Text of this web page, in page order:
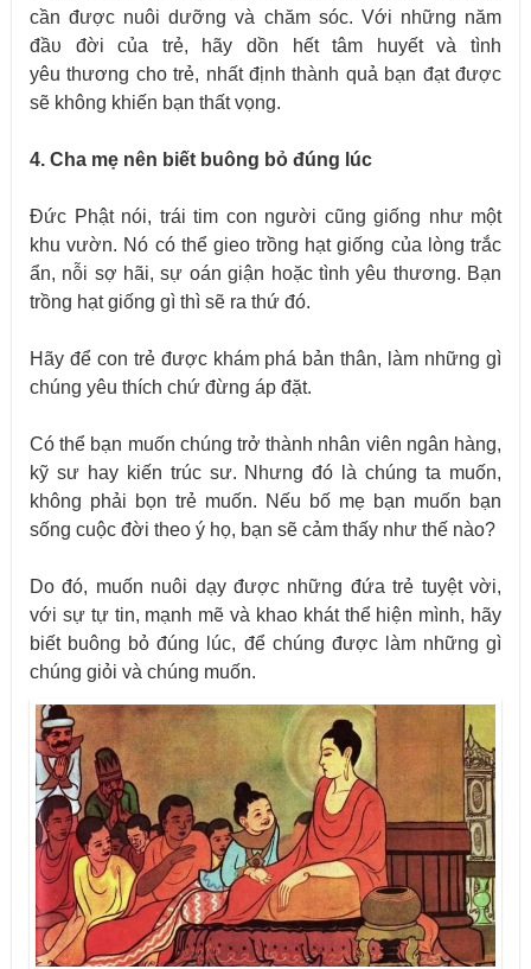
cần được nuôi dưỡng và chăm sóc. Với những năm
đầυ đời của trẻ, hãy dồn hết tâm huyết và tình
yêu thương cho trẻ, nhất định thành quả bạn đạt được
sẽ không khiến bạn thất vọng.
4. Cha mẹ nên biết buông bỏ đúng lúc
Đức Phật nói, trái tim con người cũng giống như một
khu vườn. Nó có thể gieo trồng hạt giống của lòng trắc
ẩn, nỗi sợ hãi, sự oán giận hoặc tình yêu thương. Bạn
trồng hạt giống gì thì sẽ ra thứ đó.
Hãy để con trẻ được khám phá bản thân, làm những gì
chúng yêu thích chứ đừng áp đặt.
Có thể bạn muốn chúng trở thành nhân viên ngân hàng,
kỹ sư hay kiến trúc sư. Nhưng đó là chúng ta muốn,
không phải bọn trẻ muốn. Nếu bố mẹ bạn muốn bạn
sống cuộc đời theo ý họ, bạn sẽ cảm thấy như thế nào?
Do đó, muốn nuôi dạy được những đứa trẻ tuyệt vời,
với sự tự tin, mạnh mẽ và khao khát thể hiện mình, hãy
biết buông bỏ đúng lúc, để chúng được làm những gì
chúng giỏi và chúng muốn.